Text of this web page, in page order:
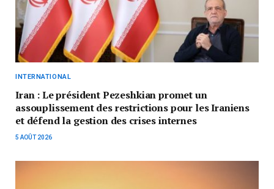
INTERNATIONAL
Iran : Le président Pezeshkian promet un
assouplissement des restrictions pour les Iraniens
et défend la gestion des crises internes
5 AOÛT 2026